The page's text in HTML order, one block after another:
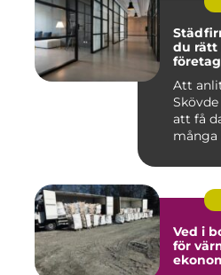
Städfirma
du rätt
företag
Att
att få
många
Ved i
för